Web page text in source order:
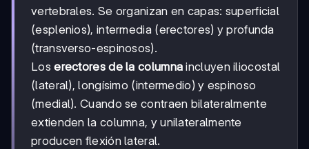
vertebrales. Se organizan en capas: superficial
(esplenios), intermedia (erectores) y profunda
(transverso-espinosos).
Loserectores de la columna incluyen iliocostal
(lateral), longísimo (intermedio) y espinoso
(medial). Cuando se contraen bilateralmente
extienden la columna, y unilateralmente
producen flexión lateral.